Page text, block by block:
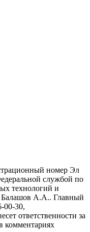
номер Эл
службой по
технологий и
Балашов А.А.. Главный
00-30,
ответственности за
комментариях